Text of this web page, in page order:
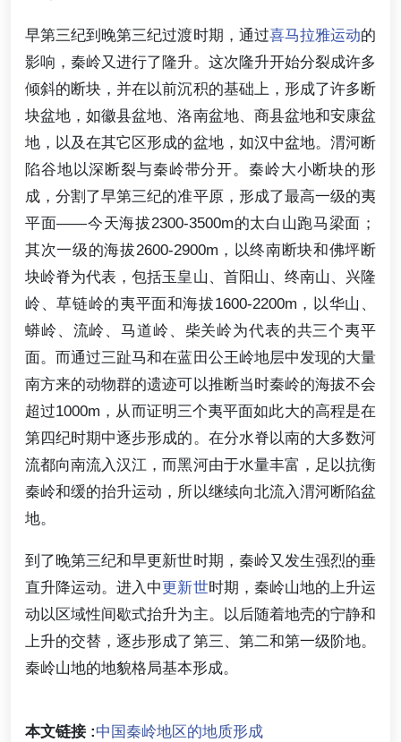
早第三纪到晚第三纪过渡时期，通过喜马拉雅运动的
影响，秦岭又进行了隆升。这次隆升开始分裂成许多
倾斜的断块，并在以前沉积的基础上，形成了许多断
块盆地，如徽县盆地、洛南盆地、商县盆地和安康盆
地，以及在其它区形成的盆地，如汉中盆地。渭河断
陷谷地以深断裂与秦岭带分开。秦岭大小断块的形
成，分割了早第三纪的准平原，形成了最高一级的夷
平面——今天海拔2300-3500m的太白山跑马梁面；
其次一级的海拔2600-2900m，以终南断块和佛坪断
块岭脊为代表，包括玉皇山、首阳山、终南山、兴隆
岭、草链岭的夷平面和海拔1600-2200m，以华山、
蟒岭、流岭、马道岭、柴关岭为代表的共三个夷平
面。而通过三趾马和在蓝田公王岭地层中发现的大量
南方来的动物群的遗迹可以推断当时秦岭的海拔不会
超过1000m，从而证明三个夷平面如此大的高程是在
第四纪时期中逐步形成的。在分水脊以南的大多数河
流都向南流入汉江，而黑河由于水量丰富，足以抗衡
秦岭和缓的抬升运动，所以继续向北流入渭河断陷盆
地。
到了晚第三纪和早更新世时期，秦岭又发生强烈的垂
直升降运动。进入中更新世时期，秦岭山地的上升运
动以区域性间歇式抬升为主。以后随着地壳的宁静和
上升的交替，逐步形成了第三、第二和第一级阶地。
秦岭山地的地貌格局基本形成。
本文链接 :中国秦岭地区的地质形成